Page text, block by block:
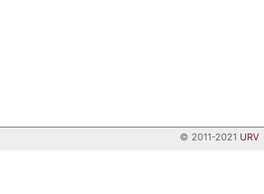
© 2011-2021 URV